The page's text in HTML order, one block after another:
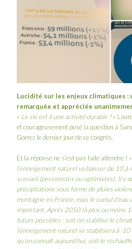
Lucidité sur les enjeux climatiques :
remarquée et appréciée
« Le ski est il une activité durable ?»
et courageusement posé la question à
Gorrez le dernier jour de ce congrès.
Et la réponse ne s’est pas faite attendre ! «
l’enneigement naturel va baisser de 10 à
scenarii (pessimistes ou optimistes). Il y
précipitations sous forme de pluies
montagne en France, mais le cumul d’eau
important. Après 2050 (à plus ou moins
futurs possibles : soit on stabilise le
l’enneigement naturel se stabilisera à -
qu’on connaît aujourd’hui, soit le